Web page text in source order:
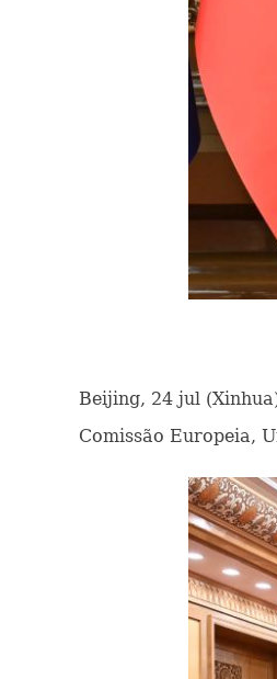
Beijing, 24 jul
Comissão Europeia,